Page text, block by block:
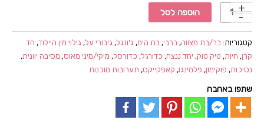
כמות
של
תערובת
להכנת
עוגת
וניל/מאפינס
וניל
1
ק"ג
הוספה לסל
קטגוריות: בר/בת מצווה, ברבי, בת הים, ג'ונגל, גיבורי על, גילוי מין היילוד, חד
קרן, חיות, טיק טוק, יחד ננצח, כדורגל, כדורסל, מיקי/מיני מאוס, מסיבה יוונית,
נסיכות, פוקימון, פלמינגו, קאפקייקס, תערובות מוכנות
שתפו באהבה